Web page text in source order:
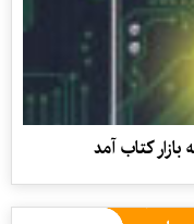
كتاب آمد